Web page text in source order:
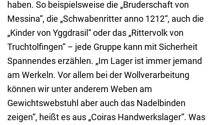
haben. So beispielsweise die „Bruderschaft von
Messina“, die „Schwabenritter anno 1212“, auch die
„Kinder von Yggdrasil“ oder das „Rittervolk von
Truchtolfingen“ – jede Gruppe kann mit Sicherheit
Spannendes erzählen. „Im Lager ist immer jemand
am Werkeln. Vor allem bei der Wollverarbeitung
können wir unter anderem Weben am
Gewichtswebstuhl aber auch das Nadelbinden
zeigen“, heißt es aus „Coiras Handwerkslager“. Was